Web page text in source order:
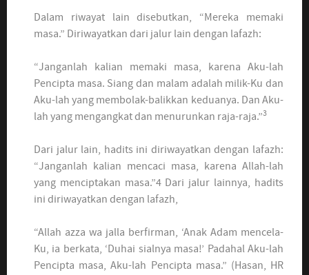
Dalam riwayat lain disebutkan, “Mereka memaki
masa.” Diriwayatkan dari jalur lain dengan lafazh:
“Janganlah kalian memaki masa, karena Aku-lah
Pencipta masa. Siang dan malam adalah milik-Ku dan
Aku-lah yang membolak-balikkan keduanya. Dan Aku-
lah yang mengangkat dan menurunkan raja-raja.”3
Dari jalur lain, hadits ini diriwayatkan dengan lafazh:
“Janganlah kalian mencaci masa, karena Allah-lah
yang menciptakan masa.”4 Dari jalur lainnya, hadits
ini diriwayatkan dengan lafazh,
“Allah azza wa jalla berfirman, ‘Anak Adam mencela-
Ku, ia berkata, ‘Duhai sialnya masa!’ Padahal Aku-lah
Pencipta masa, Aku-lah Pencipta masa.” (Hasan, HR